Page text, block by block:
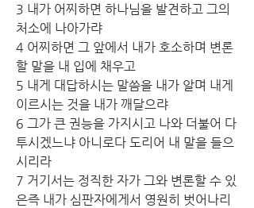
3 내가 어찌하면 하나님을 발견하고 그의
처소에 나아가랴
4 어찌하면 그 앞에서 내가 호소하며 변론
할 말을 내 입에 채우고
5 내게 대답하시는 말씀을 내가 알며 내게
이르시는 것을 내가 깨달으랴
6 그가 큰 권능을 가지시고 나와 더불어 다
투시겠느냐 아니로다 도리어 내 말을 들으
시리라
7 거기서는 정직한 자가 그와 변론할 수 있
은즉 내가 심판자에게서 영원히 벗어나리